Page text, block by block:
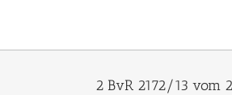
2 BvR 2172/13 vom